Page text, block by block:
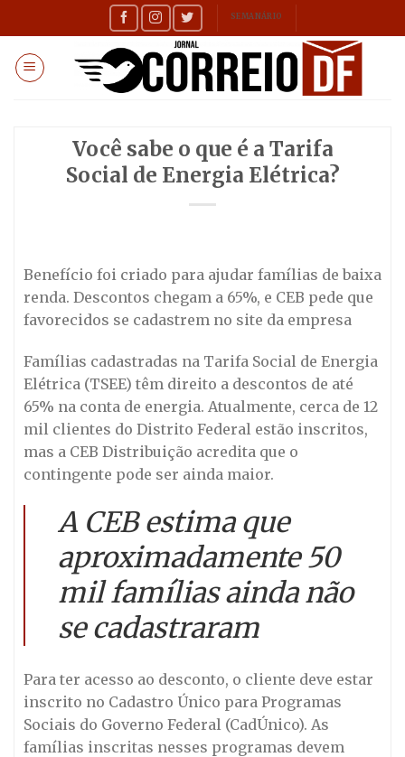
to
content
SEMANÁRIO
Você sabe o que é a Tarifa
Social de Energia Elétrica?
Benefício foi criado para ajudar famílias de baixa
renda. Descontos chegam a 65%, e CEB pede que
favorecidos se cadastrem no site da empresa
Famílias cadastradas na Tarifa Social de Energia
Elétrica (TSEE) têm direito a descontos de até
65% na conta de energia. Atualmente, cerca de 12
mil clientes do Distrito Federal estão inscritos,
mas a CEB Distribuição acredita que o
contingente pode ser ainda maior.
A CEB estima que
aproximadamente 50
mil famílias ainda não
se cadastraram
Para ter acesso ao desconto, o cliente deve estar
inscrito no Cadastro Único para Programas
Sociais do Governo Federal (CadÚnico). As
famílias inscritas nesses programas devem